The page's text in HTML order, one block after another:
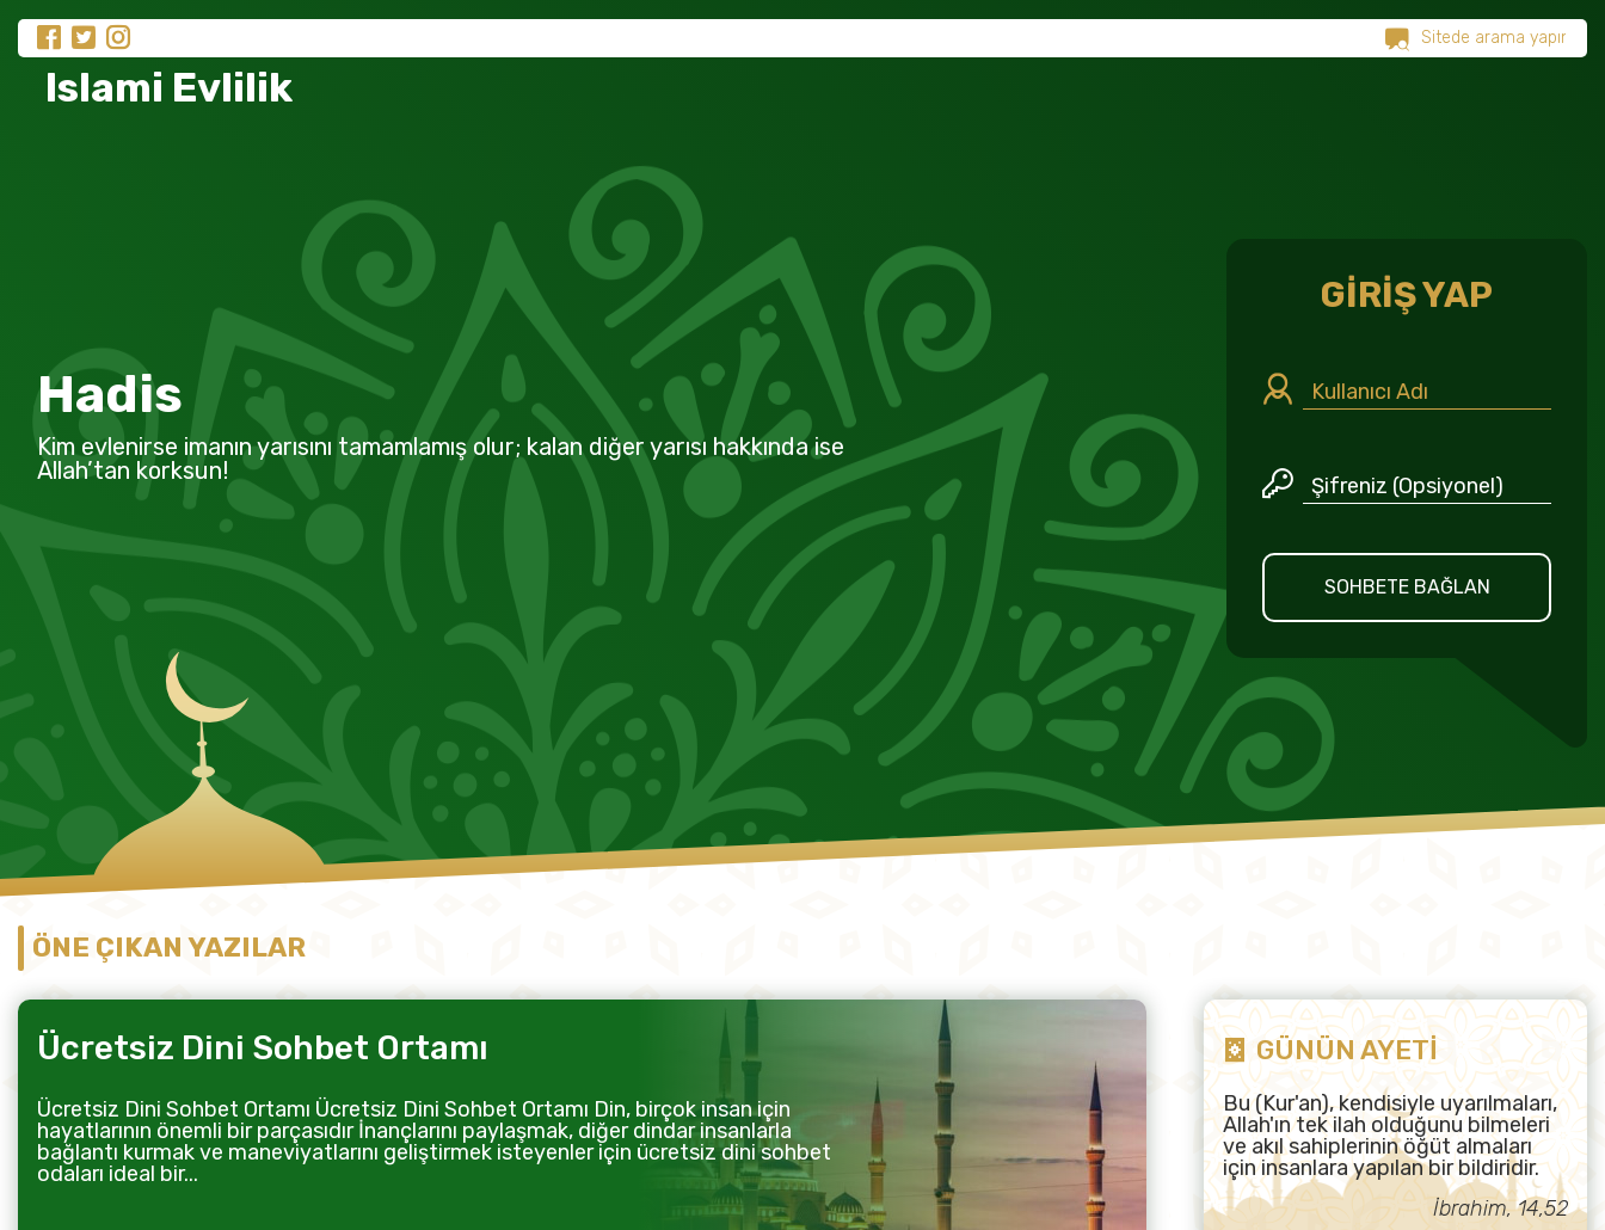
Islami Evlilik
Hadis
Kim evlenirse imanın yarısını tamamlamış olur; kalan diğer yarısı hakkında ise
Allah’tan korksun!
GİRİŞ YAP
SOHBETE BAĞLAN
ÖNE ÇIKAN YAZILAR
Ücretsiz Dini Sohbet Ortamı
Ücretsiz Dini Sohbet Ortamı Ücretsiz Dini Sohbet Ortamı Din, birçok insan için
hayatlarının önemli bir parçasıdır İnançlarını paylaşmak, diğer dindar insanlarla
bağlantı kurmak ve maneviyatlarını geliştirmek isteyenler için ücretsiz dini sohbet
odaları ideal bir...
GÜNÜN AYETİ
Bu (Kur'an), kendisiyle uyarılmaları,
Allah'ın tek ilah olduğunu bilmeleri
ve akıl sahiplerinin öğüt almaları
için insanlara yapılan bir bildiridir.
İbrahim, 14,52